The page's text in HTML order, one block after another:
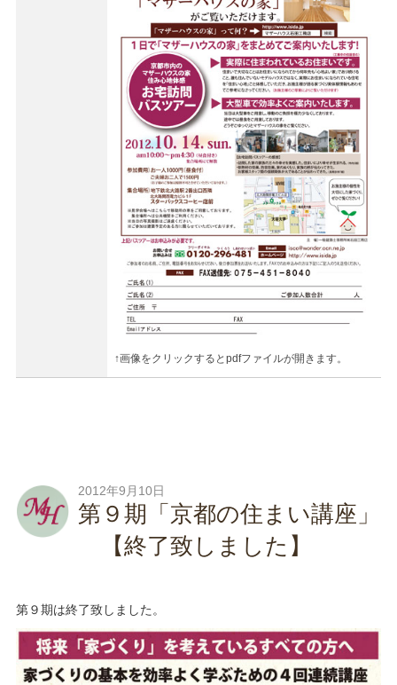
↑画像をクリックするとpdfファイルが開きます。
2012年9月10日
第９期「京都の住まい講座」
【終了致しました】
第９期は終了致しました。